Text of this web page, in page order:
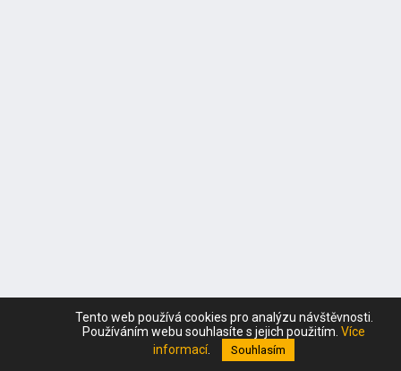
Tento web používá cookies pro analýzu návštěvnosti.
Používáním webu souhlasíte s jejich použitím. Více
informací. Souhlasím